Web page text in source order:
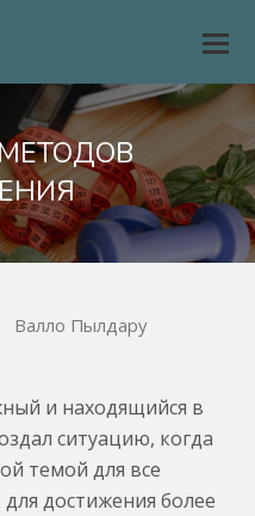
Валло Пылдару
и находящийся в
ситуацию, когда
темой для все
достижения более